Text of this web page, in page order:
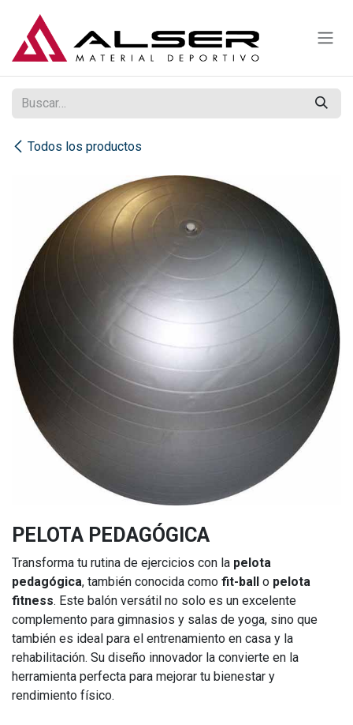
Todos los productos
PELOTA PEDAGÓGICA
Transforma tu rutina de ejercicios con la pelota
pedagógica, también conocida como fit-ball o pelota
fitness. Este balón versátil no solo es un excelente
complemento para gimnasios y salas de yoga, sino que
también es ideal para el entrenamiento en casa y la
rehabilitación. Su diseño innovador la convierte en la
herramienta perfecta para mejorar tu bienestar y
rendimiento físico.